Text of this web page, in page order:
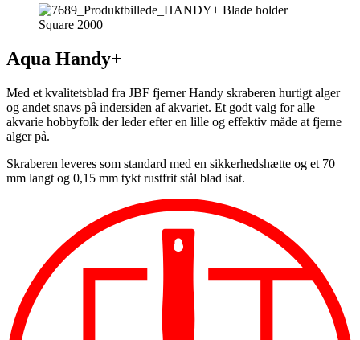
Aqua Handy+
Med et kvalitetsblad fra JBF fjerner Handy skraberen hurtigt alger
og andet snavs på indersiden af akvariet. Et godt valg for alle
akvarie hobbyfolk der leder efter en lille og effektiv måde at fjerne
alger på.
Skraberen leveres som standard med en sikkerhedshætte og et 70
mm langt og 0,15 mm tykt rustfrit stål blad isat.